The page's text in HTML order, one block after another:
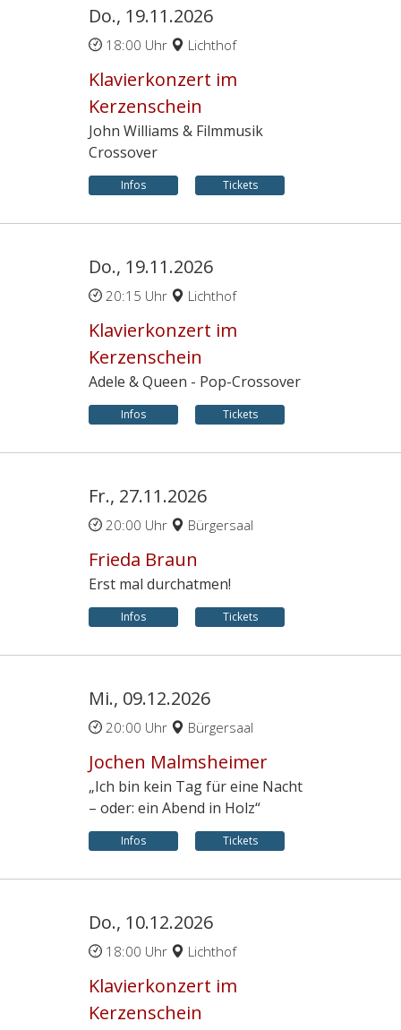
Do., 19.11.2026
18:00 Uhr Lichthof
Klavierkonzert im
Kerzenschein
John Williams & Filmmusik
Crossover
Infos Tickets
Do., 19.11.2026
20:15 Uhr Lichthof
Klavierkonzert im
Kerzenschein
Adele & Queen - Pop-Crossover
Infos Tickets
Fr., 27.11.2026
20:00 Uhr Bürgersaal
Frieda Braun
Erst mal durchatmen!
Infos Tickets
Mi., 09.12.2026
20:00 Uhr Bürgersaal
Jochen Malmsheimer
„Ich bin kein Tag für eine Nacht
– oder: ein Abend in Holz“
Infos Tickets
Do., 10.12.2026
18:00 Uhr Lichthof
Klavierkonzert im
Kerzenschein